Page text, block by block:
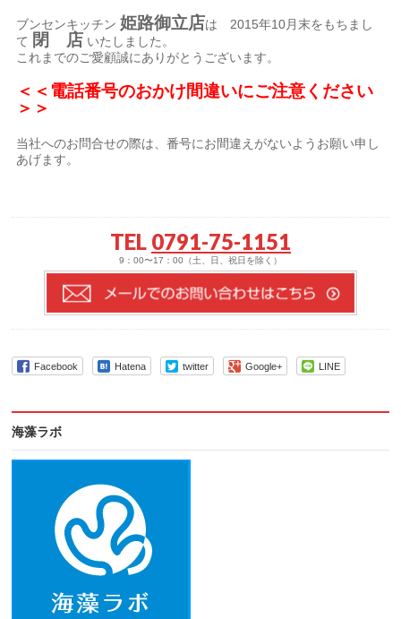
ブンセンキッチン姫路御立店は 2015年10月末をもちまし
て 閉 店 いたしました。
これまでのご愛顧誠にありがとうございます。
＜＜電話番号のおかけ間違いにご注意ください
＞＞
当社へのお問合せの際は、番号にお間違えがないようお願い申し
あげます。
TEL 0791-75-1151
9：00〜17：00（土、日、祝日を除く）
Facebook Hatena twitter Google+ LINE
海藻ラボ